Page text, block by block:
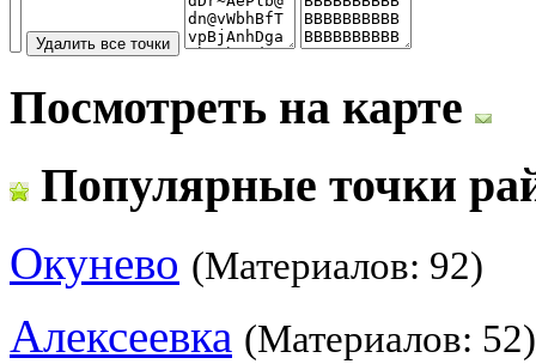
Посмотреть на карте
Популярные точки
Окунево (Материалов: 92)
Алексеевка (Материалов: 52)